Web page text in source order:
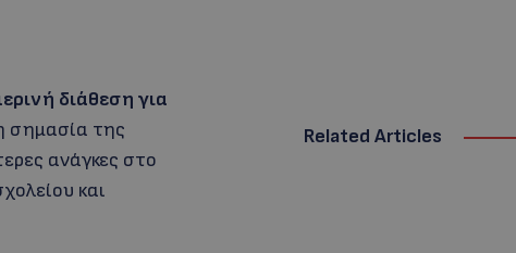
διάθεση για
σημασία της
ανάγκες στο
και
Related Articles